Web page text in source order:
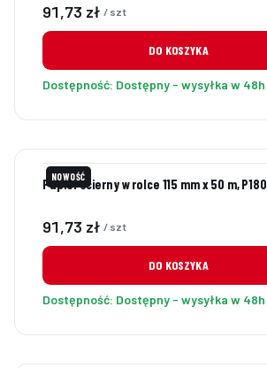
Cena
91,73 zł / szt
DO KOSZYKA
Dostępność: Dostępny - wysyłka w 48h
NOWOŚĆ
Papier ścierny w rolce 115 mm x 50 m, P180
Cena
91,73 zł / szt
DO KOSZYKA
Dostępność: Dostępny - wysyłka w 48h